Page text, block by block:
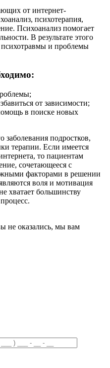
от интернет-
психотерапия,
Психоанализ помогает
В результате этого
и проблемы
от зависимости;
в поиске новых
заболевания подростков,
терапии. Если имеется
то пациентам
сочетающееся с
факторами в решении
воля и мотивация
хватает большинству
не оказались, мы вам